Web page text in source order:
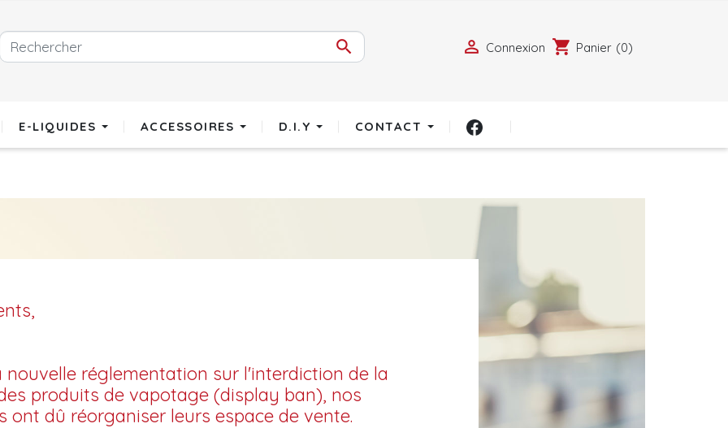
  Connexion shopping_cart Panier (0)
E-LIQUIDES ACCESSOIRES D.I.Y CONTACT F
nouvelle réglementation sur l'interdiction de la
produits de vapotage (display ban), nos
ont dû réorganiser leurs espace de vente.